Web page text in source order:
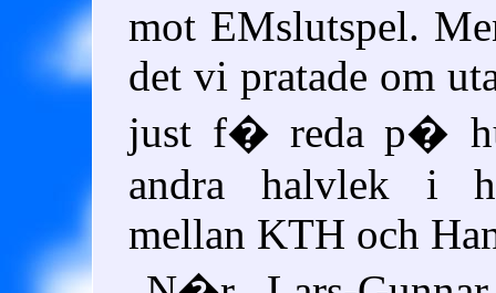
mot EMslutspel.
det vi pratade om
just f� reda p�
andra halvlek i
mellan KTH och